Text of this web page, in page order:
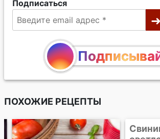
Подписаться
ПОХОЖИЕ РЕЦЕПТЫ